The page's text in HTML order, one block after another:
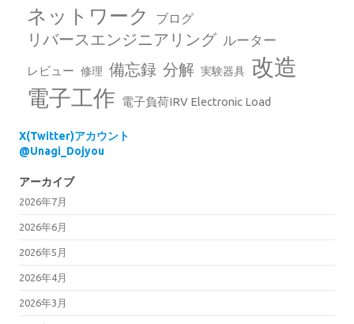
ネットワーク ブログ
リバースエンジニアリング ルーター
レビュー 修理 備忘録 分解 実験器具 改造
電子工作 電子負荷IRV Electronic Load
X(Twitter)アカウント
@Unagi_Dojyou
アーカイブ
2026年7月
2026年6月
2026年5月
2026年4月
2026年3月